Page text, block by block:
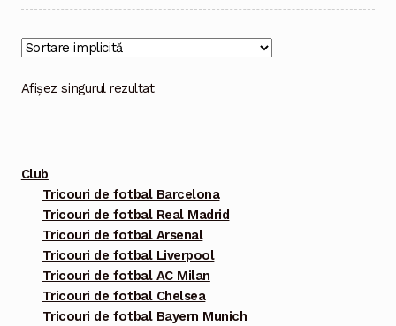
mai
multe
variații.
Afișez singurul rezultat
Club
Tricouri de fotbal Barcelona
Tricouri de fotbal Real Madrid
Tricouri de fotbal Arsenal
Tricouri de fotbal Liverpool
Tricouri de fotbal AC Milan
Tricouri de fotbal Chelsea
Tricouri de fotbal Bayern Munich